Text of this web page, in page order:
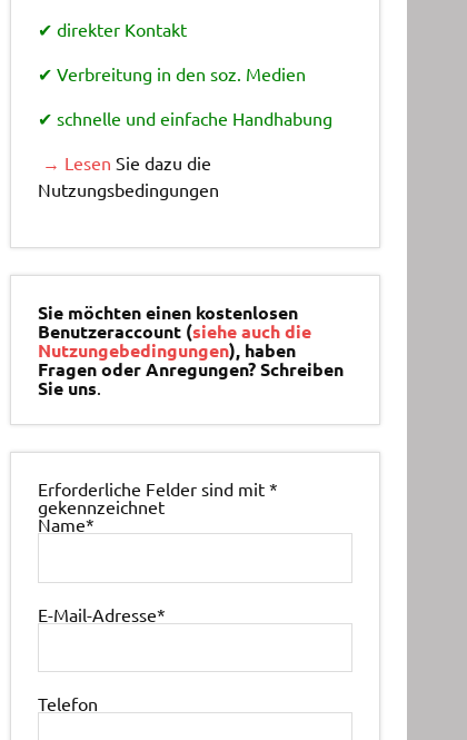
✔ direkter Kontakt
✔ Verbreitung in den soz. Medien
✔ schnelle und einfache Handhabung
→ Lesen Sie dazu die
Nutzungsbedingungen
Sie möchten einen kostenlosen
Benutzeraccount (siehe auch die
Nutzungebedingungen), haben
Fragen oder Anregungen? Schreiben
Sie uns.
Erforderliche Felder sind mit*
gekennzeichnet
Name*
E-Mail-Adresse*
Telefon